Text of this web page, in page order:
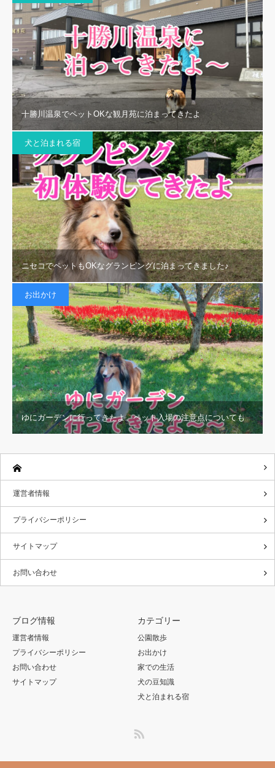
十勝川温泉でペットOKな観月苑に泊まってきたよ
犬と泊まれる宿
ニセコでペットもOKなグランピングに泊まってきました♪
お出かけ
ゆにガーデンに行ってきたよ。ペット入場の注意点についても
運営者情報
プライバシーポリシー
サイトマップ
お問い合わせ
ブログ情報
運営者情報
プライバシーポリシー
お問い合わせ
サイトマップ
カテゴリー
公園散歩
お出かけ
家での生活
犬の豆知識
犬と泊まれる宿